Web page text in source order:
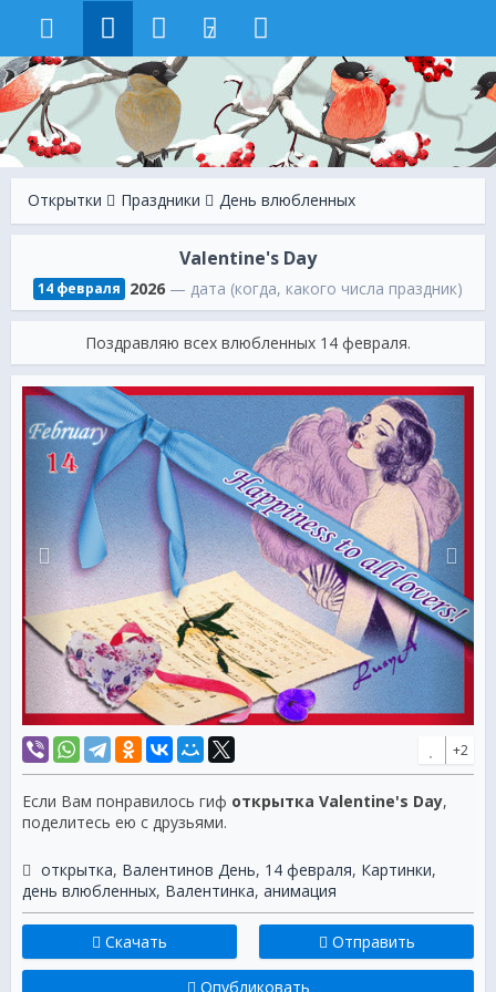
7
Открытки Праздники День влюбленных
Valentine's Day
14 февраля 2026— дата (когда, какого числа праздник)
Поздравляю всех влюбленных 14 февраля.
+2
Если Вам понравилось гиф открытка Valentine's Day,
поделитесь ею с друзьями.
открытка, Валентинов День, 14 февраля, Картинки,
день влюбленных, Валентинка, анимация
Скачать Отправить
Опубликовать